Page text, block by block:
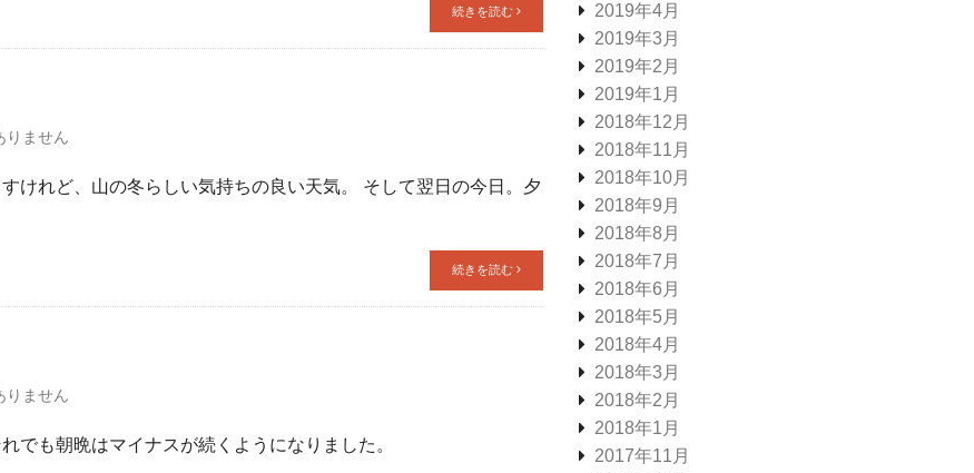
続きを読む
りません
けれど、山の冬らしい気持ちの良い天気。 そして翌日の今日。夕
続きを読む
りません
でも朝晩はマイナスが続くようになりました。
2019年4月
2019年3月
2019年2月
2019年1月
2018年12月
2018年11月
2018年10月
2018年9月
2018年8月
2018年7月
2018年6月
2018年5月
2018年4月
2018年3月
2018年2月
2018年1月
2017年11月